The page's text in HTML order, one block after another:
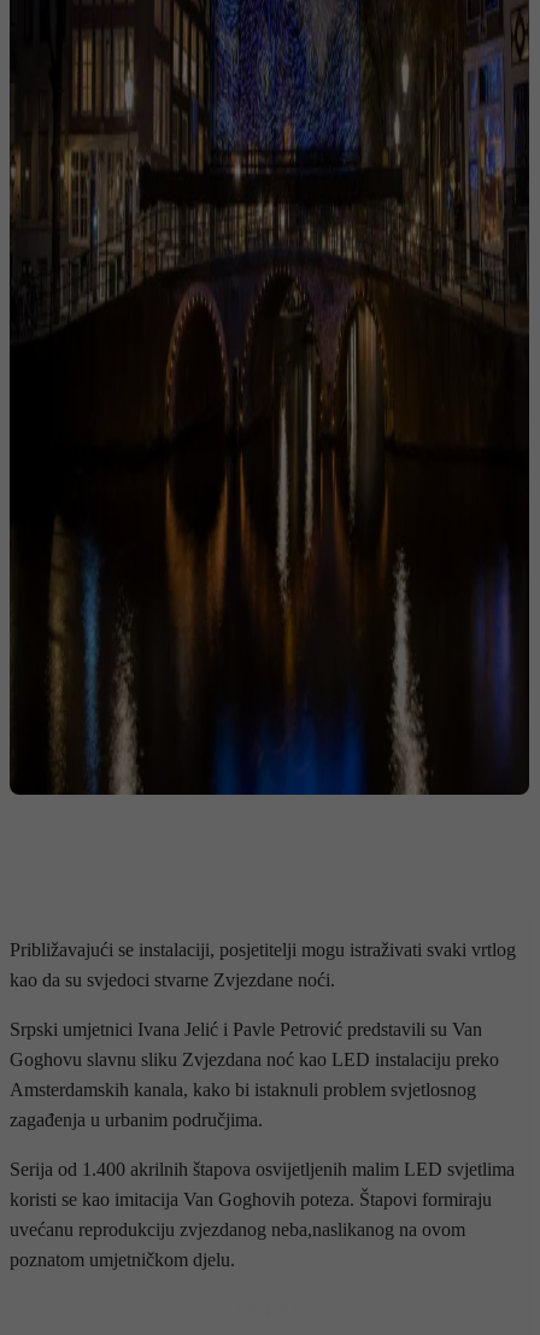
Približavajući se instalaciji, posjetitelji mogu istraživati svaki vrtlog
kao da su svjedoci stvarne Zvjezdane noći.
Srpski umjetnici Ivana Jelić i Pavle Petrović predstavili su Van
Goghovu slavnu sliku Zvjezdana noć kao LED instalaciju preko
Amsterdamskih kanala, kako bi istaknuli problem svjetlosnog
zagađenja u urbanim područjima.
Serija od 1.400 akrilnih štapova osvijetljenih malim LED svjetlima
koristi se kao imitacija Van Goghovih poteza. Štapovi formiraju
uvećanu reprodukciju zvjezdanog neba,naslikanog na ovom
poznatom umjetničkom djelu.